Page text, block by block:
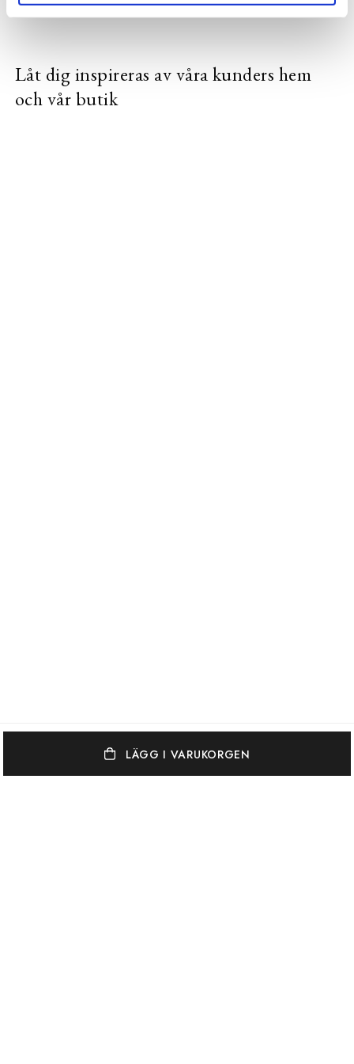
LÄGG I VARUKORGEN
Låt dig inspireras av våra kunders hem
och vår butik